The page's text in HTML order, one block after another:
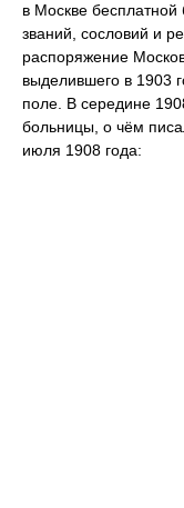
в Москве
званий, сословий и
распоряжение
выделившего в 1903
поле. В середине
больницы, о чём
июля 1908 года: